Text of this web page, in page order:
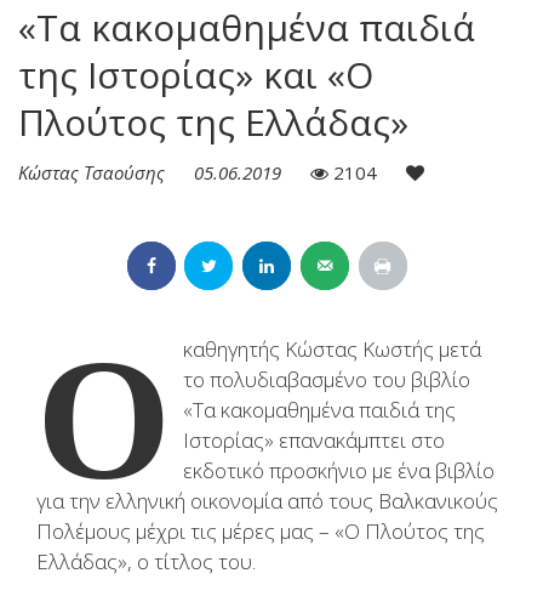
«Τα κακομαθημένα παιδιά
της Ιστορίας» και «Ο
Πλούτος της Ελλάδας»
Κώστας Τσαούσης 05.06.2019 2104
Ο
καθηγητής Κώστας Κωστής μετά
το πολυδιαβασμένο του βιβλίο
«Τα κακομαθημένα παιδιά της
Ιστορίας» επανακάμπτει στο
εκδοτικό προσκήνιο με ένα βιβλίο
για την ελληνική οικονομία από τους Βαλκανικούς
Πολέμους μέχρι τις μέρες μας – «Ο Πλούτος της
Ελλάδας», ο τίτλος του.